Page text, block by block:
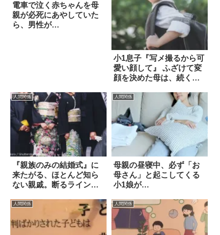
電車で泣く赤ちゃんを母
親が必死にあやしていた
ら、男性が…
小1息子『写メ撮るから可
愛い顔して』 ふざけて変
顔を決めた母は、続く一
人間関係
『親族のみの結婚式』に
来たがる、ほとんど知ら
ない親戚。断るラインは
人間関係
母親の昼寝中、必ず「お
母さん」と起こしてくる
小1娘が…
人間関係 人間関係